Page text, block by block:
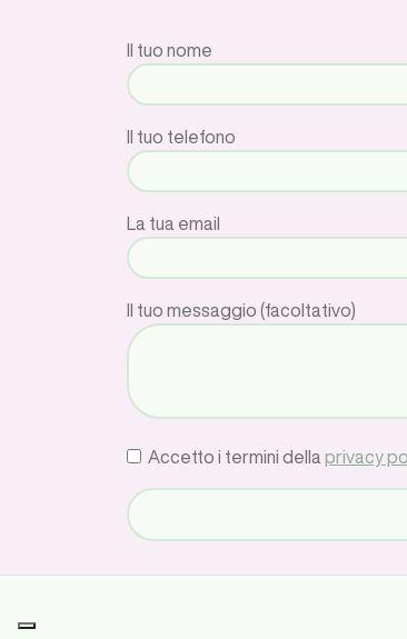
Il tuo nome
Il tuo telefono
La tua email
Il tuo messaggio (facoltativo)
Accetto i termini della privacy